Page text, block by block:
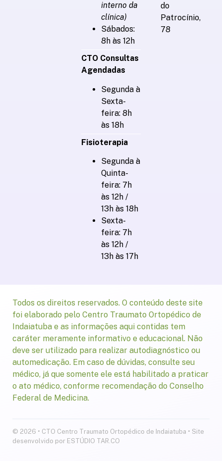
interno da
clínica)
Sábados:
8h às 12h
CTO Consultas
Agendadas
Segunda à
Sexta-
feira: 8h
às 18h
Fisioterapia
Segunda à
Quinta-
feira: 7h
às 12h /
13h às 18h
Sexta-
feira: 7h
às 12h /
13h às 17h
do
Patrocínio,
78
Todos os direitos reservados. O conteúdo deste site
foi elaborado pelo Centro Traumato Ortopédico de
Indaiatuba e as informações aqui contidas tem
caráter meramente informativo e educacional. Não
deve ser utilizado para realizar autodiagnóstico ou
automedicação. Em caso de dúvidas, consulte seu
médico, já que somente ele está habilitado a praticar
o ato médico, conforme recomendação do Conselho
Federal de Medicina.
© 2026 • CTO Centro Traumato Ortopédico de Indaiatuba • Site
desenvolvido por ESTÚDIO TAR.CO